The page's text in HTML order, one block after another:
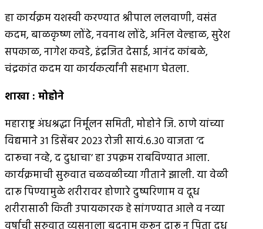
हा कार्यक्रम यशस्वी करण्यात श्रीपाल ललवाणी, वसंत
कदम, बाळकृष्ण लोंढे, नवनाथ लोंढे, अनिल वेल्हाळ, सुरेश
सपकाळ, नागेश कवडे, इंद्रजित देसाई, आनंद कांबळे,
चंद्रकांत कदम या कार्यकर्त्यांनी सहभाग घेतला.
शाखा : मोहोने
महाराष्ट्र अंधश्रद्धा निर्मूलन समिती, मोहोने जि. ठाणे यांच्या
विद्यमाने ३१ डिसेंबर २०२३ रोजी सायं.६.३० वाजता ‘द
दारूचा नव्हे, द दुधाचा’ हा उपक्रम राबविण्यात आला.
कार्यक्रमाची सुरुवात चळवळीच्या गीताने झाली. या वेळी
दारू पिण्यामुळे शरीरावर होणारे दुष्परिणाम व दूध
शरीरासाठी किती उपायकारक हे सांगण्यात आले व नव्या